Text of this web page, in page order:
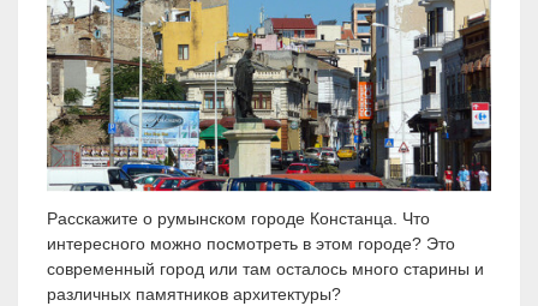
Расскажите о румынском городе Констанца. Что
интересного можно посмотреть в этом городе? Это
современный город или там осталось много старины и
различных памятников архитектуры?